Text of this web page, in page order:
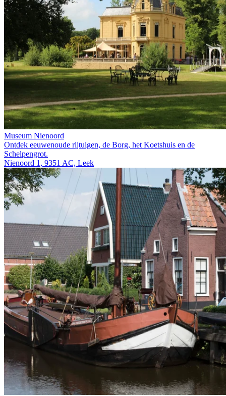
Museum Nienoord
Ontdek eeuwenoude rijtuigen, de Borg, het Koetshuis en de
Schelpengrot.
Nienoord 1, 9351 AC, Leek